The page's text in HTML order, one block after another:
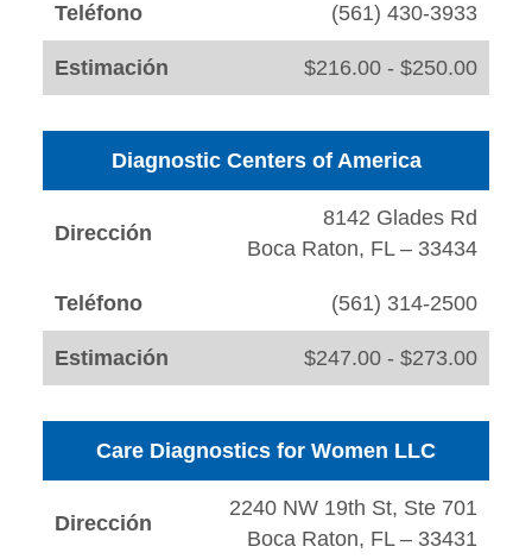
Teléfono (561) 430-3933
Estimación $216.00 - $250.00
Diagnostic Centers of America
Dirección
8142 Glades Rd
Boca Raton, FL – 33434
Teléfono (561) 314-2500
Estimación $247.00 - $273.00
Care Diagnostics for Women LLC
Dirección
2240 NW 19th St, Ste 701
Boca Raton, FL – 33431